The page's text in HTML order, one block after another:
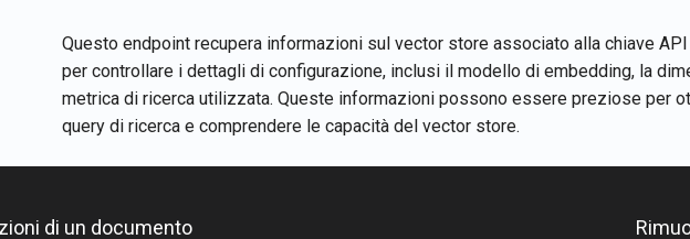
Questo endpoint recupera informazioni sul vector store associato alla chiave
per controllare i dettagli di configurazione, inclusi il modello di embedding, la
metrica di ricerca utilizzata. Queste informazioni possono essere preziose per
query di ricerca e comprendere le capacità del vector store.
di un documento